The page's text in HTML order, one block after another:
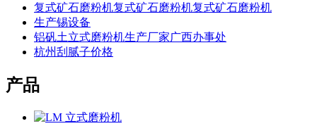
复式矿石磨粉机复式矿石磨粉机复式矿石磨粉机
生产锡设备
铝矾土立式磨粉机生产厂家广西办事处
杭州刮腻子价格
产品